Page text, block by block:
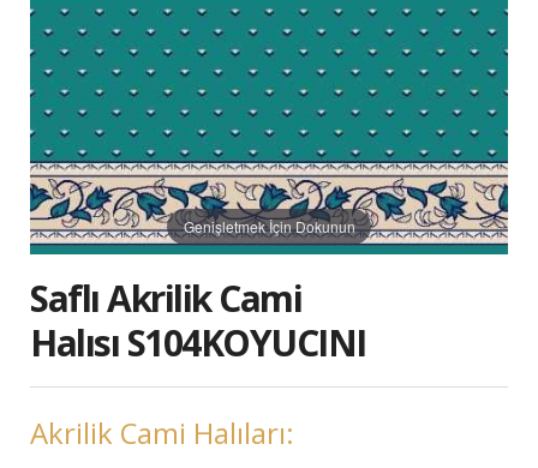
Genişletmek İçin Dokunun
Saflı Akrilik Cami
Halısı S104KOYUCINI
Akrilik Cami Halıları: